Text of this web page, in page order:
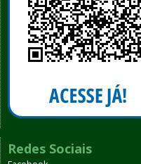
Redes Sociais